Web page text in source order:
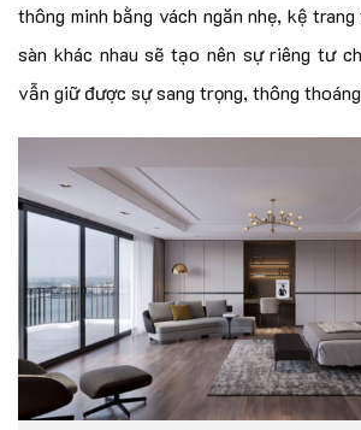
thông minh bằng vách ngăn nhẹ, kệ
sàn khác nhau sẽ tạo nên sự riêng tư
vẫn giữ được sự sang trọng, thông